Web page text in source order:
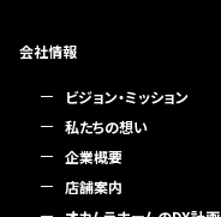
会社情報
ビジョン・ミッション
私たちの想い
企業概要
店舗案内